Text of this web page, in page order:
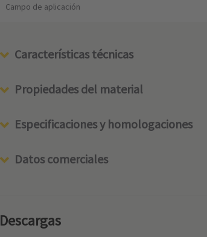
Campo de aplicación
Características técnicas
Propiedades del material
Especificaciones y homologaciones
Datos comerciales
Descargas